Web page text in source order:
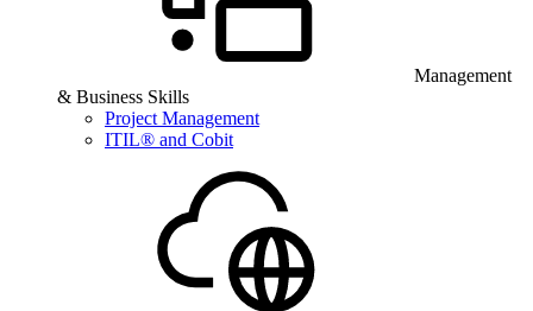
Management
& Business Skills
Project Management
ITIL® and Cobit